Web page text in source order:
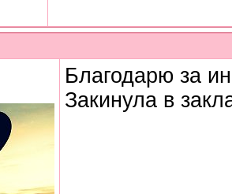
Благодарю за
Закинула в